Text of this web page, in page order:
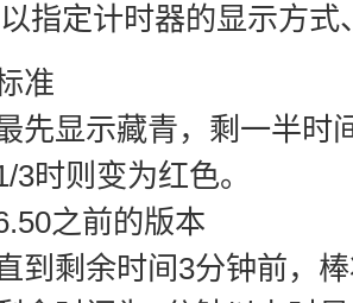
指定计时器的显示方式
准
先显示藏青，剩一半时
3时则变为红色。
之前的版本
到剩余时间3分钟前，